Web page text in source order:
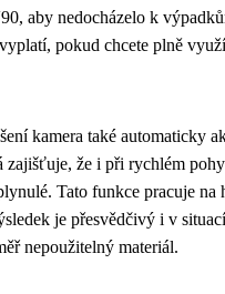
aby nedocházelo k
pokud chcete plně
kamera také automaticky
zajišťuje, že i při rychlém
Tato funkce pracuje na
je přesvědčivý i v
nepoužitelný materiál.